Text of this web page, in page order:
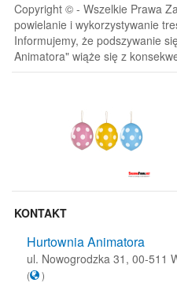
Copyright © - Wszelkie Prawa
powielanie i wykorzystywanie
Informujemy, że podszywanie
Animatora" wiąże się z
KONTAKT
Hurtownia Animatora
ul. Nowogrodzka 31, 00-511
( )